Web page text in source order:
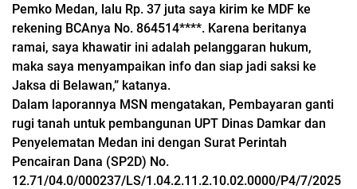
Pemko Medan, lalu Rp. 37 juta saya kirim ke MDF ke
rekening BCAnya No. 864514****. Karena beritanya
ramai, saya khawatir ini adalah pelanggaran hukum,
maka saya menyampaikan info dan siap jadi saksi ke
Jaksa di Belawan,” katanya.
Dalam laporannya MSN mengatakan, Pembayaran ganti
rugi tanah untuk pembangunan UPT Dinas Damkar dan
Penyelematan Medan ini dengan Surat Perintah
Pencairan Dana (SP2D) No.
12.71/04.0/000237/LS/1.04.2.11.2.10.02.0000/P4/7/2025